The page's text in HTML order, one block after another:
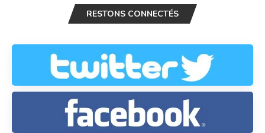
RESTONS CONNECTÉS